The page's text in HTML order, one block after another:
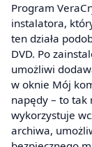
Program
instalatora,
ten działa
DVD. Po
umożliwi
w oknie Mój
napędy – to
wykorzystuje
archiwa,